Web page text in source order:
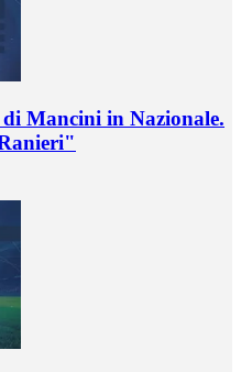
Mancini in Nazionale.